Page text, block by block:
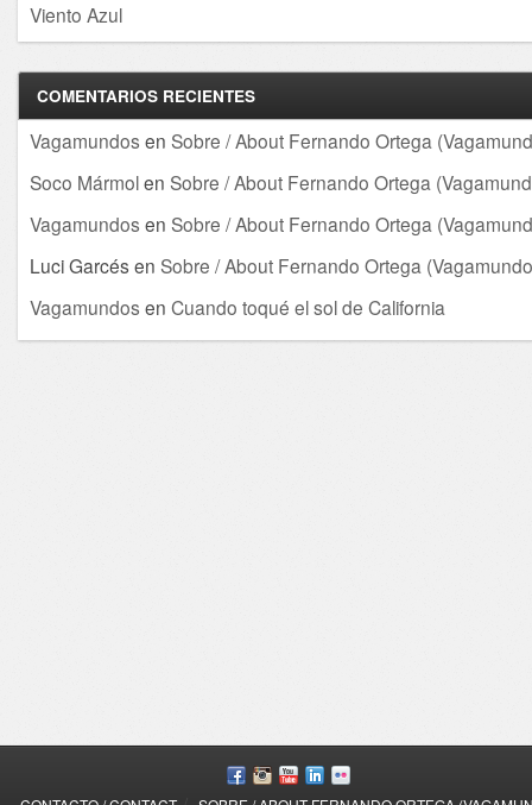
Viento Azul
COMENTARIOS RECIENTES
Vagamundos en Sobre / About Fernando Ortega
Soco Mármolen Sobre / About Fernando Ortega
Vagamundos en Sobre / About Fernando Ortega
Luci Garcés en Sobre / About Fernando Ortega
Vagamundos en Cuando toqué el sol de California